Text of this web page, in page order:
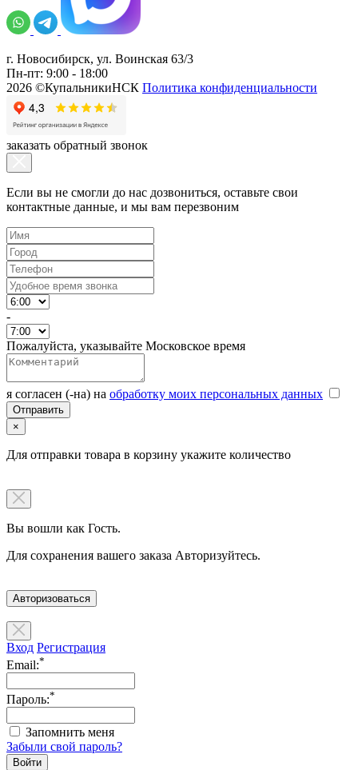
г. Новосибирск, ул. Воинская 63/3
Пн-пт: 9:00 - 18:00
2026 ©КупальникиНСК Политика конфиденциальности
заказать обратный звонок
Если вы не смогли до нас дозвониться, оставьте свои
контактные данные, и мы вам перезвоним
-
Пожалуйста, указывайте Московское время
я согласен (-на) на обработку моих персональных данных
×
Для отправки товара в корзину укажите количество
Вы вошли как Гость.
Для сохранения вашего заказа Авторизуйтесь.
Авторизоваться
Вход Регистрация
Email:*
Пароль:*
Запомнить меня
Забыли свой пароль?